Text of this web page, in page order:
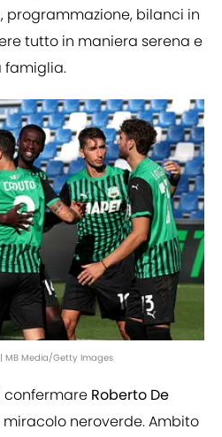
programmazione, bilanci in
tutto in maniera serena e
famiglia.
MB Media/Getty Images
confermare Roberto De
neroverde. Ambito